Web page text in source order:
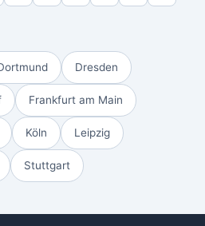
Dresden
Frankfurt am Main
Köln Leipzig
Stuttgart